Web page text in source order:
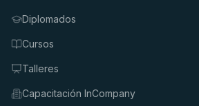
Diplomados
Cursos
Talleres
Capacitación InCompany